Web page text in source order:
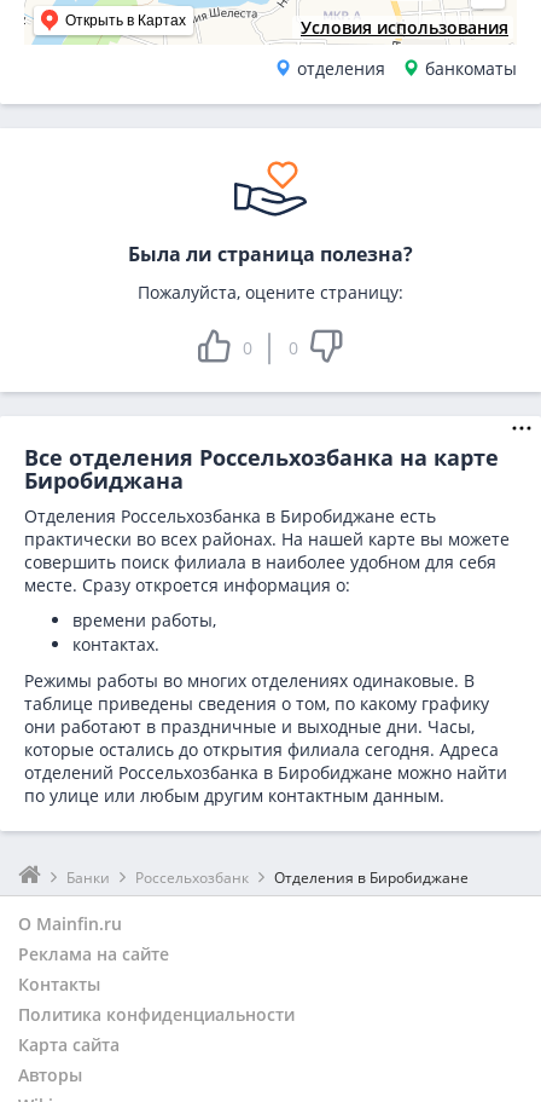
Условия использования
Открыть в Картах
отделения банкоматы
Была ли страница полезна?
Пожалуйста, оцените страницу:
0 0
Все отделения Россельхозбанка на карте
Биробиджана
Отделения Россельхозбанка в Биробиджане есть
практически во всех районах. На нашей карте вы можете
совершить поиск филиала в наиболее удобном для себя
месте. Сразу откроется информация о:
времени работы,
контактах.
Режимы работы во многих отделениях одинаковые. В
таблице приведены сведения о том, по какому графику
они работают в праздничные и выходные дни. Часы,
которые остались до открытия филиала сегодня. Адреса
отделений Россельхозбанка в Биробиджане можно найти
по улице или любым другим контактным данным.
Банки Россельхозбанк Отделения в Биробиджане
О Mainfin.ru
Реклама на сайте
Контакты
Политика конфиденциальности
Карта сайта
Авторы